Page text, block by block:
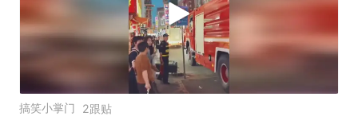
搞笑小掌门 2跟贴